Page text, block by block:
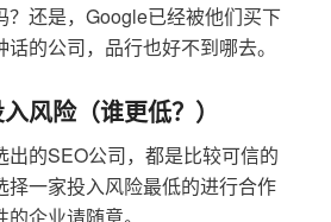
？还是，Google已经被他们买下
的公司，品行也好不到哪去。
风险（谁更低？）
出的SEO公司，都是比较可信的
择一家投入风险最低的进行合作